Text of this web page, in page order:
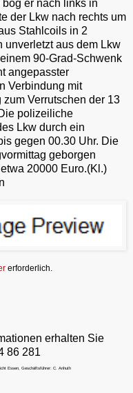
er nach links in
der Lkw nach rechts um
Stahlcoils in 2
unverletzt aus dem Lkw
90-Grad-Schwenk
angepasster
Verbindung mit
Verrutschen der 13
polizeiliche
Lkw durch ein
gegen 00.30 Uhr. Die
geborgen
20000 Euro.(Kl.)
erforderlich.
erhalten Sie
86 281
Essen, Geschäftsführer: C. Anhuth